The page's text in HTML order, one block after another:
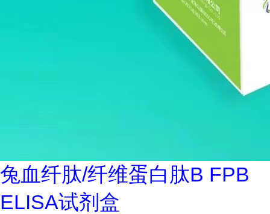
兔血纤肽/纤维蛋白肽B FPB
ELISA试剂盒